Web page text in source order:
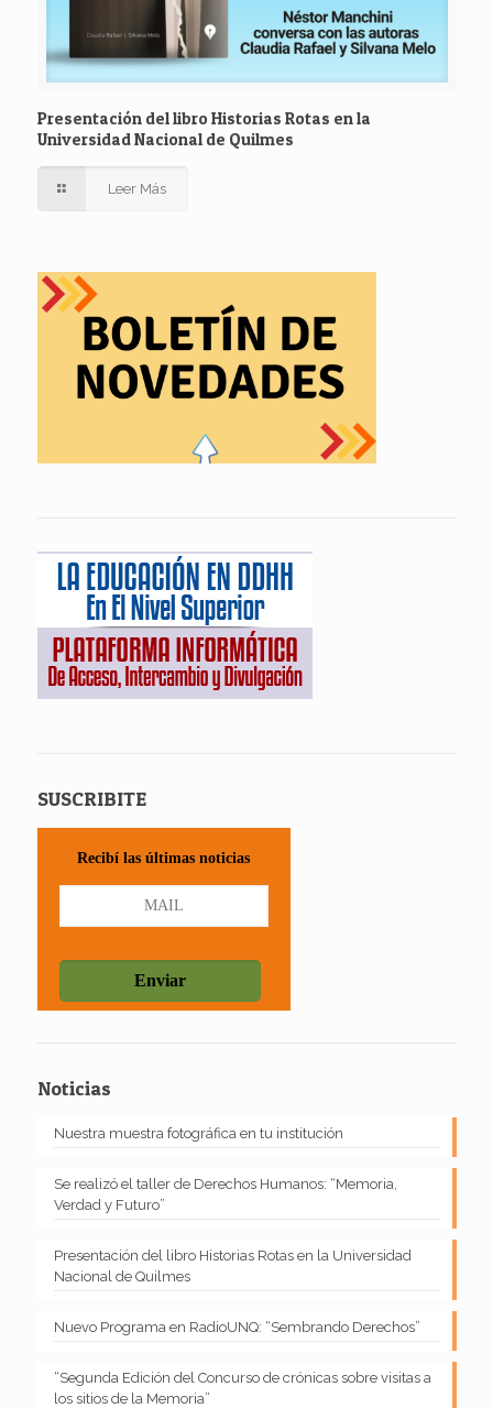
Presentación del libro Historias Rotas en la
Universidad Nacional de Quilmes
Leer Más
SUSCRIBITE
Recibí las últimas noticias
Noticias
Nuestra muestra fotográfica en tu institución
Se realizó el taller de Derechos Humanos: “Memoria,
Verdad y Futuro”
Presentación del libro Historias Rotas en la Universidad
Nacional de Quilmes
Nuevo Programa en RadioUNQ: “Sembrando Derechos”
“Segunda Edición del Concurso de crónicas sobre visitas a
los sitios de la Memoria”